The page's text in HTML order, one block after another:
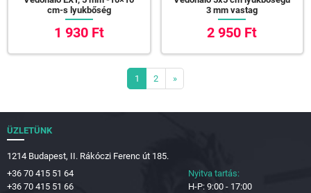
cm-s lyukbőség
1 930 Ft
3 mm vastag
2 950 Ft
1 2 »
ÜZLETÜNK
1214 Budapest, II. Rákóczi Ferenc út 185.
+36 70 415 51 64
+36 70 415 51 66
Nyitva tartás:
H-P: 9:00 - 17:00